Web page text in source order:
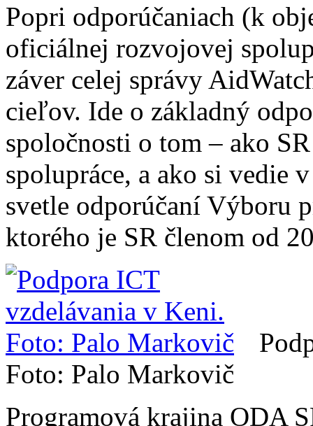
Popri odporúčaniach (k
oficiálnej rozvojovej
záver celej správy
cieľov. Ide o základný
spoločnosti o tom – ako
spolupráce, a ako si vedie
svetle odporúčaní Výboru
ktorého je SR členom od
Foto: Palo Markovič
Programová krajina ODA